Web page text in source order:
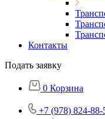
Контакты
Подать заявку
0 Корзина
+7 (978) 824-88-